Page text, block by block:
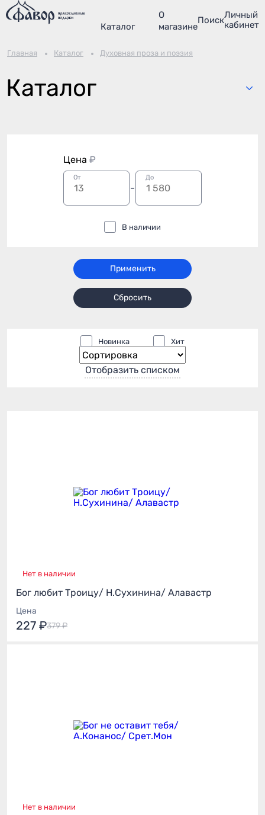
Каталог
О
магазине
ПоискЛичный
кабинет
Главная Каталог Духовная проза и поэзия
Каталог
Цена ₽
От До
В наличии
Применить
Сбросить
Новинка Хит
Отобразить списком
Нет в наличии
Бог любит Троицу/ Н.Сухинина/ Алавастр
Цена
227 ₽379 ₽
Нет в наличии